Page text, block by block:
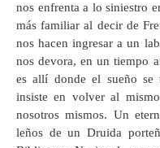
nos enfrenta a lo siniestro
más familiar al decir de
nos hacen ingresar a un
nos devora, en un tiempo
es allí donde el sueño se
insiste en volver al
nosotros mismos. Un
leños de un Druida